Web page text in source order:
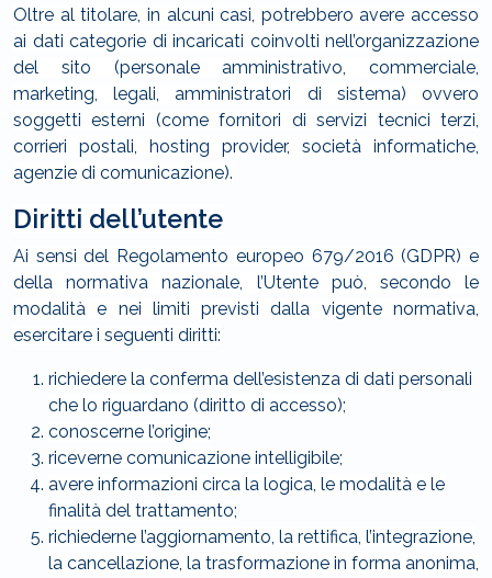
Oltre al titolare, in alcuni casi, potrebbero avere accesso
ai dati categorie di incaricati coinvolti nell’organizzazione
del sito (personale amministrativo, commerciale,
marketing, legali, amministratori di sistema) ovvero
soggetti esterni (come fornitori di servizi tecnici terzi,
corrieri postali, hosting provider, società informatiche,
agenzie di comunicazione).
Diritti dell’utente
Ai sensi del Regolamento europeo 679/2016 (GDPR) e
della normativa nazionale, l’Utente può, secondo le
modalità e nei limiti previsti dalla vigente normativa,
esercitare i seguenti diritti:
richiedere la conferma dell’esistenza di dati personali
che lo riguardano (diritto di accesso);
conoscerne l’origine;
riceverne comunicazione intelligibile;
avere informazioni circa la logica, le modalità e le
finalità del trattamento;
richiederne l’aggiornamento, la rettifica, l’integrazione,
la cancellazione, la trasformazione in forma anonima,